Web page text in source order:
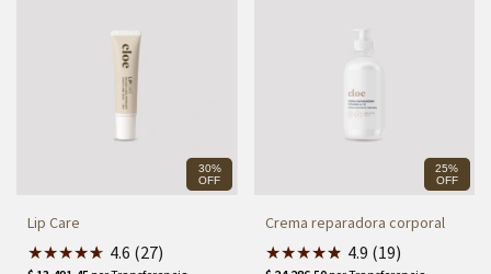
30%
OFF
Lip Care
★★★★★
★ 4.6 (27)
25%
OFF
Crema reparadora corporal
★★★★★
★ 4.9 (19)